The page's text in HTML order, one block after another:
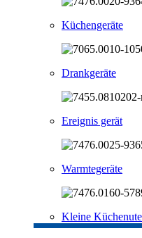
Küchengeräte
Drankgeräte
Ereignis gerät
Warmtegeräte
Kleine